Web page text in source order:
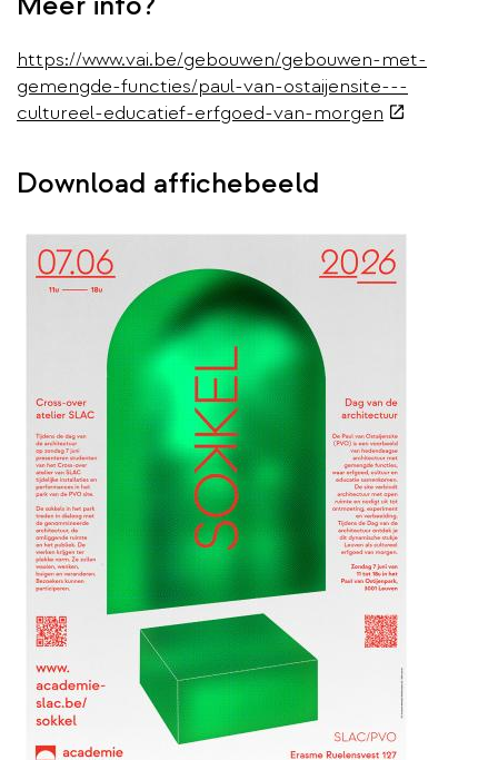
https://www.vai.be/gebouwen/gebouwen-met-
gemengde-functies/paul-van-ostaijensite---
cultureel-educatief-erfgoed-van-morgen (externe
Download affichebeeld